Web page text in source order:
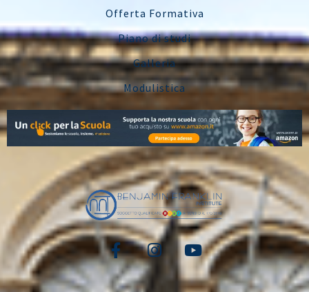
Offerta Formativa
Piano di studi
Galleria
Modulistica